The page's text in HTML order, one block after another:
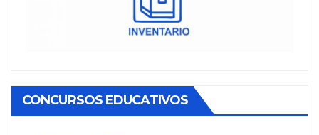
CONCURSOS EDUCATIVOS